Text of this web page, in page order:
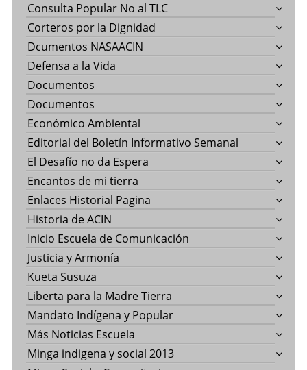
Consulta Popular No al TLC
Corteros por la Dignidad
Dcumentos NASAACIN
Defensa a la Vida
Documentos
Documentos
Económico Ambiental
Editorial del Boletín Informativo Semanal
El Desafío no da Espera
Encantos de mi tierra
Enlaces Historial Pagina
Historia de ACIN
Inicio Escuela de Comunicación
Justicia y Armonía
Kueta Susuza
Liberta para la Madre Tierra
Mandato Indígena y Popular
Más Noticias Escuela
Minga indigena y social 2013